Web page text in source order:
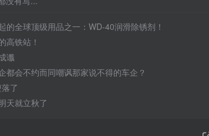
的全球顶级用品之一：WD-40润滑除锈剂！
高铁站！
谶
都会不约而同嘲讽那家说不得的车企？
了
天就立秋了